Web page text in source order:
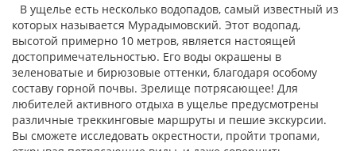
В ущелье есть несколько водопадов, самый известный из
которых называется Мурадымовский. Этот водопад,
высотой примерно 10 метров, является настоящей
достопримечательностью. Его воды окрашены в
зеленоватые и бирюзовые оттенки, благодаря особому
составу горной почвы. Зрелище потрясающее! Для
любителей активного отдыха в ущелье предусмотрены
различные треккинговые маршруты и пешие экскурсии.
Вы сможете исследовать окрестности, пройти тропами,